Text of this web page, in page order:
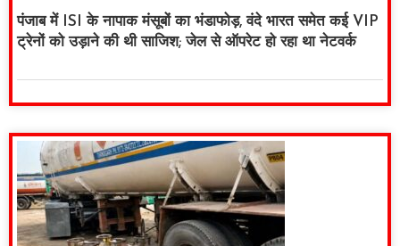
पंजाब में ISI के नापाक मंसूबों का भंडाफोड़, वंदे भारत समेत कई VIP
ट्रेनों को उड़ाने की थी साजिश; जेल से ऑपरेट हो रहा था नेटवर्क